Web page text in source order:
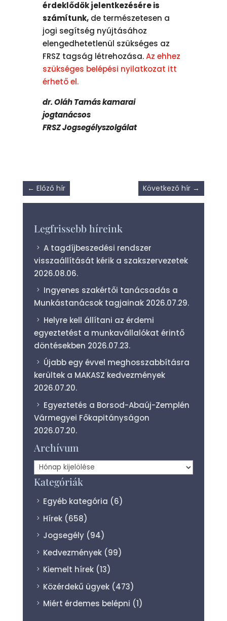
érdeklődök jelentkezésére is
számítunk, de természetesen a
jogi segítség nyújtásához
elengedhetetlenül szükséges az
FRSZ tagság létrehozása.Az ehhez
szükséges belépési nyilatkozat itt
érhető el.
dr. Oláh Tamás kamarai
jogtanácsos
FRSZ Jogsegélyszolgálat
← Előző hír Következő hír →
Legfrissebb híreink
A tagdíjbeszedési rendszer
visszaállítását kérik a szakszervezetek
2026.08.06.
Ingyenes szakértői tanácsadás a
Munkástanácsok tagjainak 2026.07.29.
Helyre kell állítani az érdemi
egyeztetést a munkavállalókat érintő
döntésekben 2026.07.23.
Újabb egy évvel meghosszabbításra
kerültek a MAKASZ kedvezmények
2026.07.20.
Egyeztetés a Borsod-Abaúj-Zemplén
Vármegyei Főkapitányságon
2026.07.20.
Archívum
Archívum
Kategóriák
Egyéb kategória (6)
Hírek (658)
Jogsegély (94)
Kedvezmények (99)
Kiemelt hírek (13)
Közérdekű ügyek (473)
Miért érdemes belépni (1)